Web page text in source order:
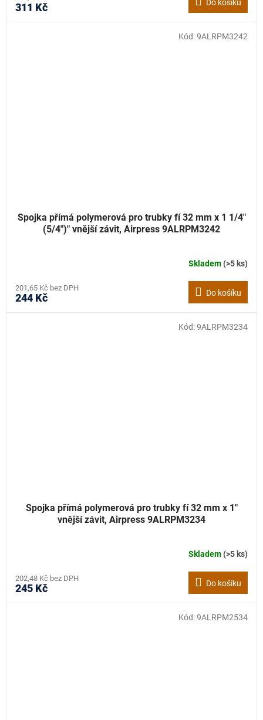
311 Kč Do košíku
Spojka přímá polymerová pro trubky fí 32 mm x 1 1/4"
(5/4")" vnější závit, Airpress 9ALRPM3242
Skladem(>5 ks)
201,65 Kč bez DPH
244 Kč Do košíku
Kód:9ALRPM3242
Spojka přímá polymerová pro trubky fí 32 mm x 1"
vnější závit, Airpress 9ALRPM3234
Skladem(>5 ks)
202,48 Kč bez DPH
245 Kč Do košíku
Kód:9ALRPM3234
Kód:9ALRPM2534